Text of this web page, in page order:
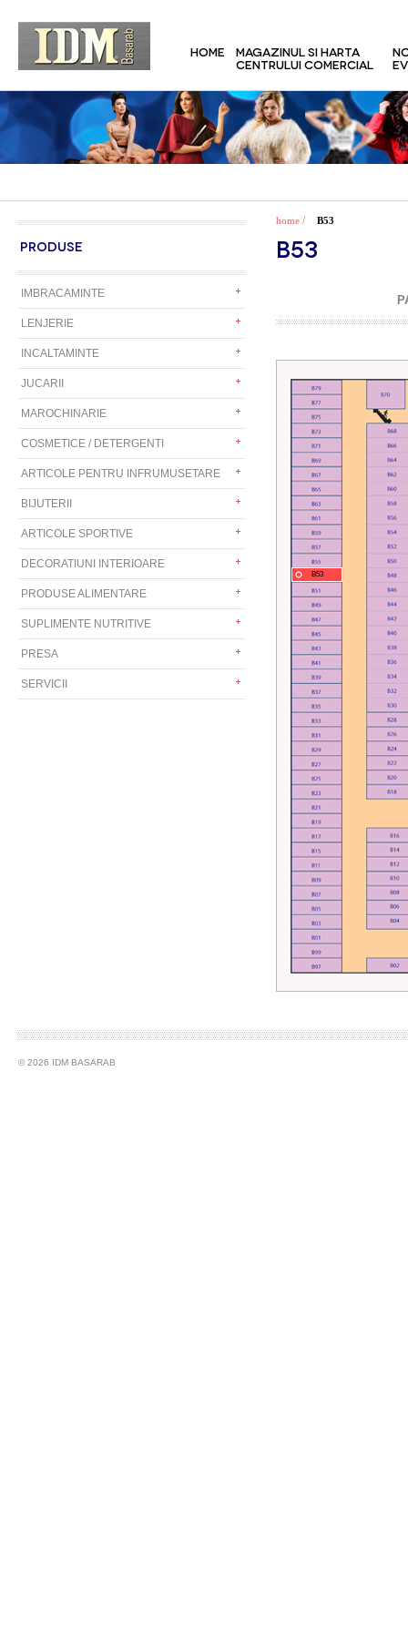
HOME
MAGAZINUL SI HARTA
CENTRULUI COMERCIAL
PRODUSE
IMBRACAMINTE
LENJERIE
INCALTAMINTE
JUCARII
MAROCHINARIE
COSMETICE / DETERGENTI
ARTICOLE PENTRU INFRUMUSETARE
BIJUTERII
ARTICOLE SPORTIVE
DECORATIUNI INTERIOARE
PRODUSE ALIMENTARE
SUPLIMENTE NUTRITIVE
PRESA
SERVICII
home / B53
B53
B53
© 2026 IDM BASARAB